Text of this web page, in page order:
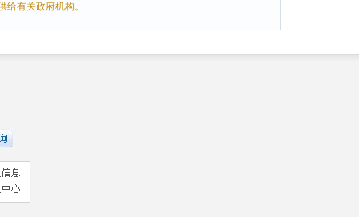
有关政府机构。